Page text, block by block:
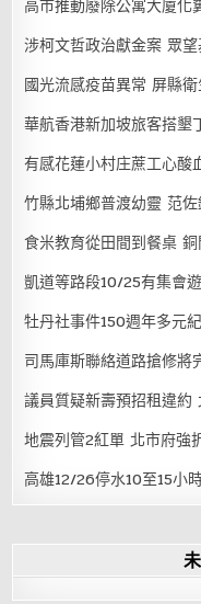
高市推動廢除公寓大廈化
涉柯文哲政治獻金案 眾
國光流感疫苗異常 屏縣
華航香港新加坡旅客搭墾
有感花蓮小村庄蔗工心酸
竹縣北埔鄉普渡幼靈 范
食米教育從田間到餐桌
凱道等路段10/25有集會
牡丹社事件150週年多元
司馬庫斯聯絡道路搶修將
議員質疑新壽預招租違約
地震列管2紅單 北市府強
高雄12/26停水10至15小